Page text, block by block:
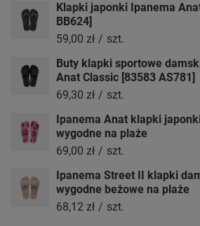
Klapki japonki Ipanema
BB624]
59,00 zł / szt.
Buty klapki sportowe
Anat Classic [83583 AS781]
69,30 zł / szt.
Ipanema Anat klapki
wygodne na plaże
69,00 zł / szt.
Ipanema Street II klapki
wygodne beżowe na plaże
68,12 zł / szt.